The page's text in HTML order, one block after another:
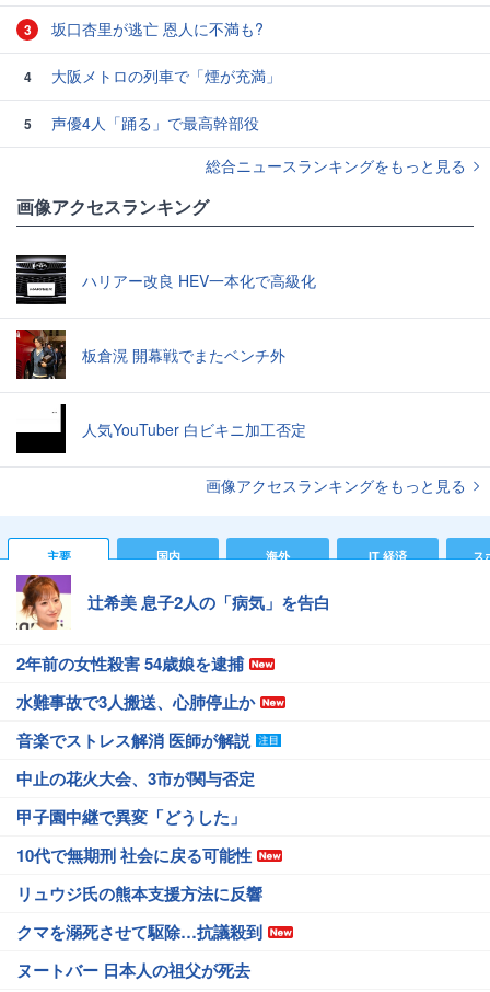
3 坂口杏里が逃亡 恩人に不満も?
4 大阪メトロの列車で「煙が充満」
5
声優4人「踊る」で最高幹部役
総合ニュースランキングをもっと見る
画像アクセスランキング
ハリアー改良 HEV一本化で高級化
板倉滉 開幕戦でまたベンチ外
人気YouTuber 白ビキニ加工否定
画像アクセスランキングをもっと見る
主要 国内 海外 IT 経済 ス
辻希美 息子2人の「病気」を告白
2年前の女性殺害 54歳娘を逮捕
水難事故で3人搬送、心肺停止か
音楽でストレス解消 医師が解説
中止の花火大会、3市が関与否定
甲子園中継で異変「どうした」
10代で無期刑 社会に戻る可能性
リュウジ氏の熊本支援方法に反響
クマを溺死させて駆除…抗議殺到
ヌートバー 日本人の祖父が死去